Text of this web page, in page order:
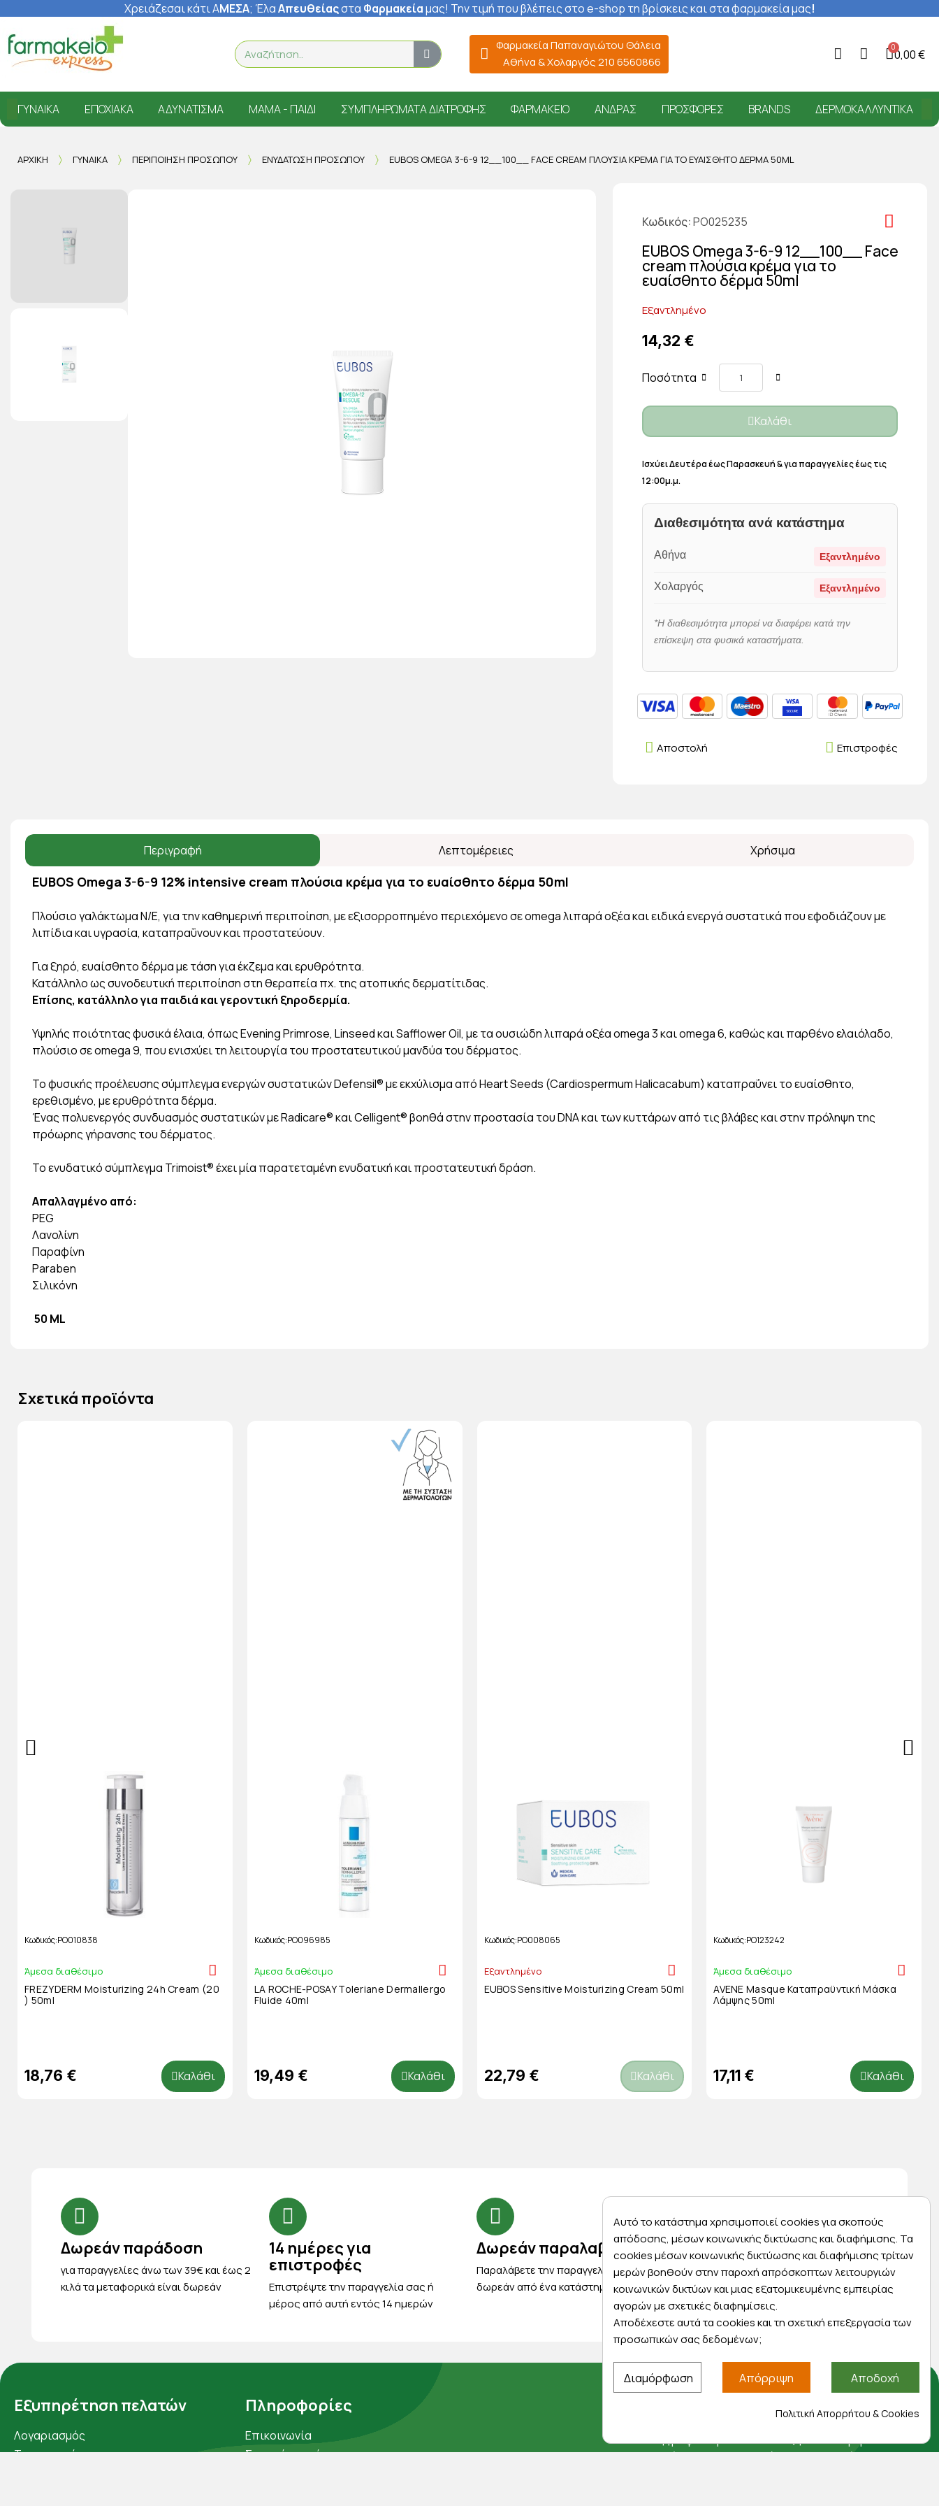
Χρειάζεσαι κάτι ΑΜΕΣΑ; ΈλαΑπευθείαςστα Φαρμακείαμας! Την τιμή που βλέπεις στο e-shop τη βρίσκεις και στα φαρμακεία μας!
Φαρμακεία Παπαναγιώτου Θάλεια
Αθήνα & Χολαργός 210 6560866
0,00 €
ΓΥΝΑΊΚΑ ΕΠΟΧΙΑΚΆ ΑΔΥΝΆΤΙΣΜΑ ΜΑΜΆ - ΠΑΙΔΊ ΣΥΜΠΛΗΡΏΜΑΤΑ ΔΙΑΤΡΟΦΉΣ ΦΑΡΜΑΚΕΊΟ ΆΝΔΡΑΣ ΠΡΟΣΦΟΡΈΣ BRANDS ΔΕΡΜΟΚΑΛΛΥΝΤΙΚΆ
ΑΡΧΙΚΉ ΓΥΝΑΊΚΑ ΠΕΡΙΠΟΊΗΣΗ ΠΡΟΣΏΠΟΥ ΕΝΥΔΆΤΩΣΗ ΠΡΟΣΏΠΟΥ EUBOS OMEGA 3-6-9 12__100__ FACE CREAM ΠΛΟΎΣΙΑ ΚΡΈΜΑ ΓΙΑ ΤΟ ΕΥΑΊΣΘΗΤΟ ΔΈΡΜΑ 50ML
Κωδικός PO025235
EUBOS Omega 3-6-9 12__100__ Face
cream πλούσια κρέμα για το
ευαίσθητο δέρμα 50ml
Εξαντλημένο
14,32 €
Ποσότητα
Καλάθι
Ισχύει Δευτέρα έως Παρασκευή & για παραγγελίες έως τις
12:00μ.μ.
Διαθεσιμότητα ανά κατάστημα
Αθήνα Εξαντλημένο
Χολαργός Εξαντλημένο
*Η διαθεσιμότητα μπορεί να διαφέρει κατά την
επίσκεψη στα φυσικά καταστήματα.
Επιστροφές
Αποστολή
Περιγραφή Λεπτομέρειες Χρήσιμα
EUBOS Omega 3-6-9 12% intensive cream πλούσια κρέμα για το ευαίσθητο δέρμα 50ml
Πλούσιο γαλάκτωμα Ν/Ε, για την καθημερινή περιποίηση, με εξισορροπημένο περιεχόμενο σε omega λιπαρά οξέα και ειδικά ενεργά συστατικά που εφοδιάζουν με
λιπίδια και υγρασία, καταπραΰνουν και προστατεύουν.
Για ξηρό, ευαίσθητο δέρμα με τάση για έκζεμα και ερυθρότητα.
Κατάλληλο ως συνοδευτική περιποίηση στη θεραπεία πχ. της ατοπικής δερματίτιδας.
Επίσης, κατάλληλο για παιδιά και γεροντική ξηροδερμία.
Υψηλής ποιότητας φυσικά έλαια, όπως Evening Primrose, Linseed και Safflower Oil, με τα ουσιώδη λιπαρά οξέα omega 3 και omega 6, καθώς και παρθένο ελαιόλαδο,
πλούσιο σε omega 9, που ενισχύει τη λειτουργία του προστατευτικού μανδύα του δέρματος.
Το φυσικής προέλευσης σύμπλεγμα ενεργών συστατικών Defensil® με εκχύλισμα από Heart Seeds (Cardiospermum Halicacabum) καταπραΰνει το ευαίσθητο,
ερεθισμένο, με ερυθρότητα δέρμα.
Ένας πολυενεργός συνδυασμός συστατικών με Radicare® και Celligent® βοηθά στην προστασία του DNA και των κυττάρων από τις βλάβες και στην πρόληψη της
πρόωρης γήρανσης του δέρματος.
Το ενυδατικό σύμπλεγμα Trimoist® έχει μία παρατεταμένη ενυδατική και προστατευτική δράση.
Απαλλαγμένο από:
PEG
Λανολίνη
Παραφίνη
Paraben
Σιλικόνη
50 ML
Σχετικά προϊόντα
Κωδικός PO010838
Άμεσα διαθέσιμο
FREZYDERM Moisturizing 24h Cream (20
) 50ml
18,76 € Καλάθι
Κωδικός PO096985
Άμεσα διαθέσιμο
LA ROCHE-POSAY Toleriane Dermallergo
Fluide 40ml
19,49 € Καλάθι
Κωδικός PO008065
Εξαντλημένο
EUBOS Sensitive Moisturizing Cream 50ml
22,79 € Καλάθι
Κωδικός PO123242
Άμεσα διαθέσιμο
AVENE Masque Καταπραϋντική Μάσκα
Λάμψης 50ml
17,11 € Καλάθι
Δωρεάν παράδοση
για παραγγελίες άνω των 39€ και έως 2
κιλά τα μεταφορικά είναι δωρεάν
14 ημέρες για
επιστροφές
Eπιστρέψτε την παραγγελία σας ή
μέρος από αυτή εντός 14 ημερών
Δωρεάν παραλαβή
Παραλάβετε την παραγγελία σας
δωρεάν από ένα κατάστημα μας
Express αποστολές
Κάντε σήμερα την παραγγελία σας και
παραλάβετε αύριο στην πόρτα σας
Εξυπηρέτηση πελατών
Λογαριασμός
Τα αγαπημένα μου
Πληροφορίες
Επικοινωνία
Σχετικά με εμάς
Αποκλειστικές προσφορές
Εγγραφείτε με το email σας για να ενημερώνεστε
πρώτοι για προσφορές, διαγωνισμούς,
Αυτό το κατάστημα χρησιμοποιεί cookies για σκοπούς
απόδοσης, μέσων κοινωνικής δικτύωσης και διαφήμισης. Τα
cookies μέσων κοινωνικής δικτύωσης και διαφήμισης τρίτων
μερών βοηθούν στην παροχή απρόσκοπτων λειτουργιών
κοινωνικών δικτύων και μιας εξατομικευμένης εμπειρίας
αγορών με σχετικές διαφημίσεις.
Αποδέχεστε αυτά τα cookies και τη σχετική επεξεργασία των
προσωπικών σας δεδομένων;
Διαμόρφωση Απόρριψη Αποδοχή
Πολιτική Απορρήτου & Cookies